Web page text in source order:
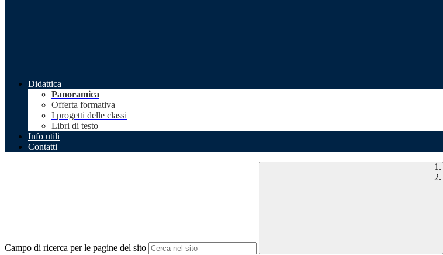
Didattica
Panoramica
Offerta formativa
I progetti delle classi
Libri di testo
Info utili
Contatti
Campo di ricerca per le pagine del sito